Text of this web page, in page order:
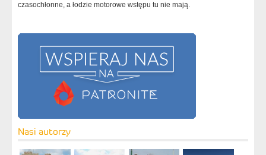
czasochłonne, a łodzie motorowe wstępu tu nie mają.
Nasi autorzy